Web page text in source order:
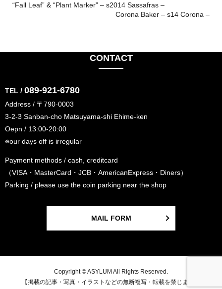
“Fall Leaf” & “Plant Marker” – s2014 Sassafras –
Corona Baker – s14 Corona –
CONTACT
TEL / 089-921-6780
Address / 〒790-0003
3-2-3 Sanban-cho Matsuyama-shi Ehime-ken
Oepn / 13:00-20:00
※our days off is irregular
Payment methods / cash, creditcard
（VISA・MasterCard・JCB・AmericanExpress・Diners）
Parking / please use the coin parking near the shop
MAIL FORM
Copyright © ASYLUM All Rights Reserved.
【掲載の記事・写真・イラストなどの無断複写・転載を禁じます】